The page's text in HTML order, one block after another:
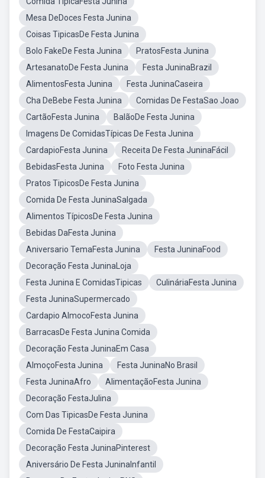
Mesa DeDoces Festa Junina
Coisas TipicasDe Festa Junina
Bolo FakeDe Festa Junina
PratosFesta Junina
ArtesanatoDe Festa Junina
Festa JuninaBrazil
AlimentosFesta Junina
Festa JuninaCaseira
Cha DeBebe Festa Junina
Comidas De FestaSao Joao
CartãoFesta Junina
BalãoDe Festa Junina
Imagens De ComidasTípicas De Festa Junina
CardapioFesta Junina
Receita De Festa JuninaFácil
BebidasFesta Junina
Foto Festa Junina
Pratos TipicosDe Festa Junina
Comida De Festa JuninaSalgada
Alimentos TípicosDe Festa Junina
Bebidas DaFesta Junina
Aniversario TemaFesta Junina
Festa JuninaFood
Decoração Festa JuninaLoja
Festa Junina E ComidasTipicas
CulináriaFesta Junina
Festa JuninaSupermercado
Cardapio AlmocoFesta Junina
BarracasDe Festa Junina Comida
Decoração Festa JuninaEm Casa
AlmoçoFesta Junina
Festa JuninaNo Brasil
Festa JuninaAfro
AlimentaçãoFesta Junina
Decoração FestaJulina
Com Das TipicasDe Festa Junina
Comida De FestaCaipira
Decoração Festa JuninaPinterest
Aniversário De Festa JuninaInfantil